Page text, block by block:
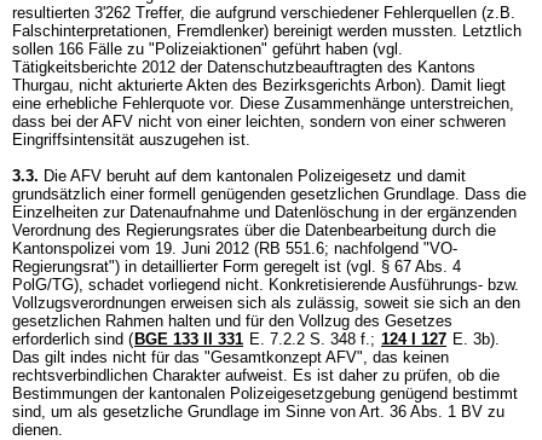
resultierten 3'262 Treffer, die aufgrund verschiedener Fehlerquellen (z.B.
Falschinterpretationen, Fremdlenker) bereinigt werden mussten. Letztlich
sollen 166 Fälle zu "Polizeiaktionen" geführt haben (vgl.
Tätigkeitsberichte 2012 der Datenschutzbeauftragten des Kantons
Thurgau, nicht akturierte Akten des Bezirksgerichts Arbon). Damit liegt
eine erhebliche Fehlerquote vor. Diese Zusammenhänge unterstreichen,
dass bei der AFV nicht von einer leichten, sondern von einer schweren
Eingriffsintensität auszugehen ist.
3.3. Die AFV beruht auf dem kantonalen Polizeigesetz und damit
grundsätzlich einer formell genügenden gesetzlichen Grundlage. Dass die
Einzelheiten zur Datenaufnahme und Datenlöschung in der ergänzenden
Verordnung des Regierungsrates über die Datenbearbeitung durch die
Kantonspolizei vom 19. Juni 2012 (RB 551.6; nachfolgend "VO-
Regierungsrat") in detaillierter Form geregelt ist (vgl. § 67 Abs. 4
PolG/TG), schadet vorliegend nicht. Konkretisierende Ausführungs- bzw.
Vollzugsverordnungen erweisen sich als zulässig, soweit sie sich an den
gesetzlichen Rahmen halten und für den Vollzug des Gesetzes
erforderlich sind ( BGE 133 II 331 E. 7.2.2 S. 348 f.; 124 I 127 E. 3b).
Das gilt indes nicht für das "Gesamtkonzept AFV", das keinen
rechtsverbindlichen Charakter aufweist. Es ist daher zu prüfen, ob die
Bestimmungen der kantonalen Polizeigesetzgebung genügend bestimmt
sind, um als gesetzliche Grundlage im Sinne von Art. 36 Abs. 1 BV zu
dienen.